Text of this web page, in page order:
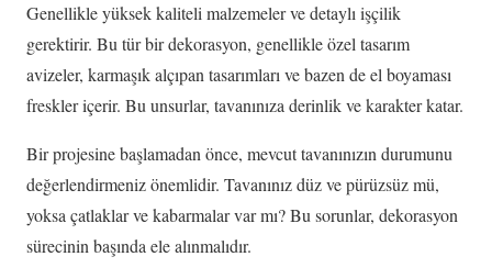
Genellikle yüksek kaliteli malzemeler ve detaylı işçilik
gerektirir. Bu tür bir dekorasyon, genellikle özel tasarım
avizeler, karmaşık alçıpan tasarımları ve bazen de el boyaması
freskler içerir. Bu unsurlar, tavanınıza derinlik ve karakter katar.
Bir projesine başlamadan önce, mevcut tavanınızın durumunu
değerlendirmeniz önemlidir. Tavanınız düz ve pürüzsüz mü,
yoksa çatlaklar ve kabarmalar var mı? Bu sorunlar, dekorasyon
sürecinin başında ele alınmalıdır.